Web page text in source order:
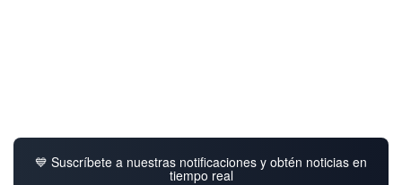
💙 Suscríbete a nuestras notificaciones y obtén noticias en
tiempo real